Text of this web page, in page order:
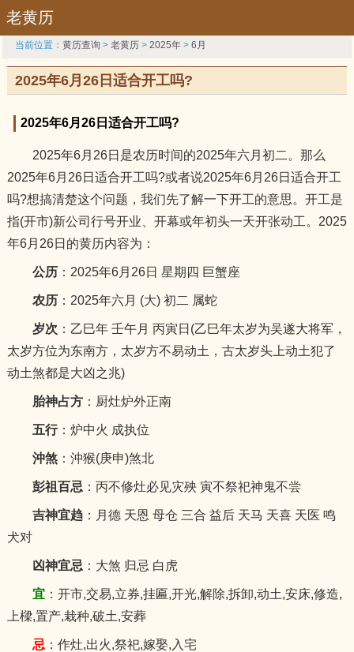
老黄历
当前位置：黄历查询 >老黄历 >2025年 >6月
2025年6月26日适合开工吗?
2025年6月26日适合开工吗?
2025年6月26日是农历时间的2025年六月初二。那么
2025年6月26日适合开工吗?或者说2025年6月26日适合开工
吗?想搞清楚这个问题，我们先了解一下开工的意思。开工是
指(开市)新公司行号开业、开幕或年初头一天开张动工。2025
年6月26日的黄历内容为：
公历：2025年6月26日 星期四 巨蟹座
农历：2025年六月 (大) 初二 属蛇
岁次 ：乙巳年 壬午月 丙寅日(乙巳年太岁为吴遂大将军，
太岁方位为东南方，太岁方不易动土，古太岁头上动土犯了
动土煞都是大凶之兆)
胎神占方：厨灶炉外正南
五行：炉中火 成执位
沖煞：沖猴(庚申)煞北
彭祖百忌 ：丙不修灶必见灾殃 寅不祭祀神鬼不尝
吉神宜趋：月德 天恩 母仓 三合 益后 天马 天喜 天医 鸣
犬对
凶神宜忌 ：大煞 归忌 白虎
宜：开市,交易,立券,挂匾,开光,解除,拆卸,动土,安床,修造,
上樑,置产,栽种,破土,安葬
忌 ：作灶,出火,祭祀,嫁娶,入宅